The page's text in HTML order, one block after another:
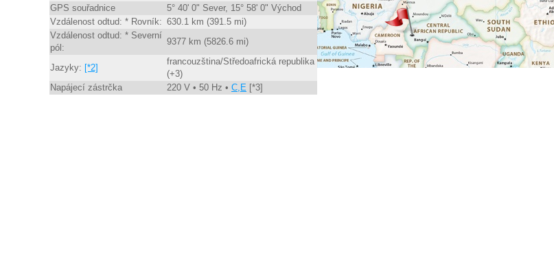
GPS souřadnice
5° 40' 0" Sever, 15° 58' 0" Východ
Vzdálenost odtud: * Rovník: 630.1 km (391.5 mi)
Vzdálenost odtud: * Severní
pól:
9377 km (5826.6 mi)
Jazyky: [*2]
francouzština/Středoafrická republika
(+3)
Napájecí zástrčka
220 V • 50 Hz • C,E [*3]